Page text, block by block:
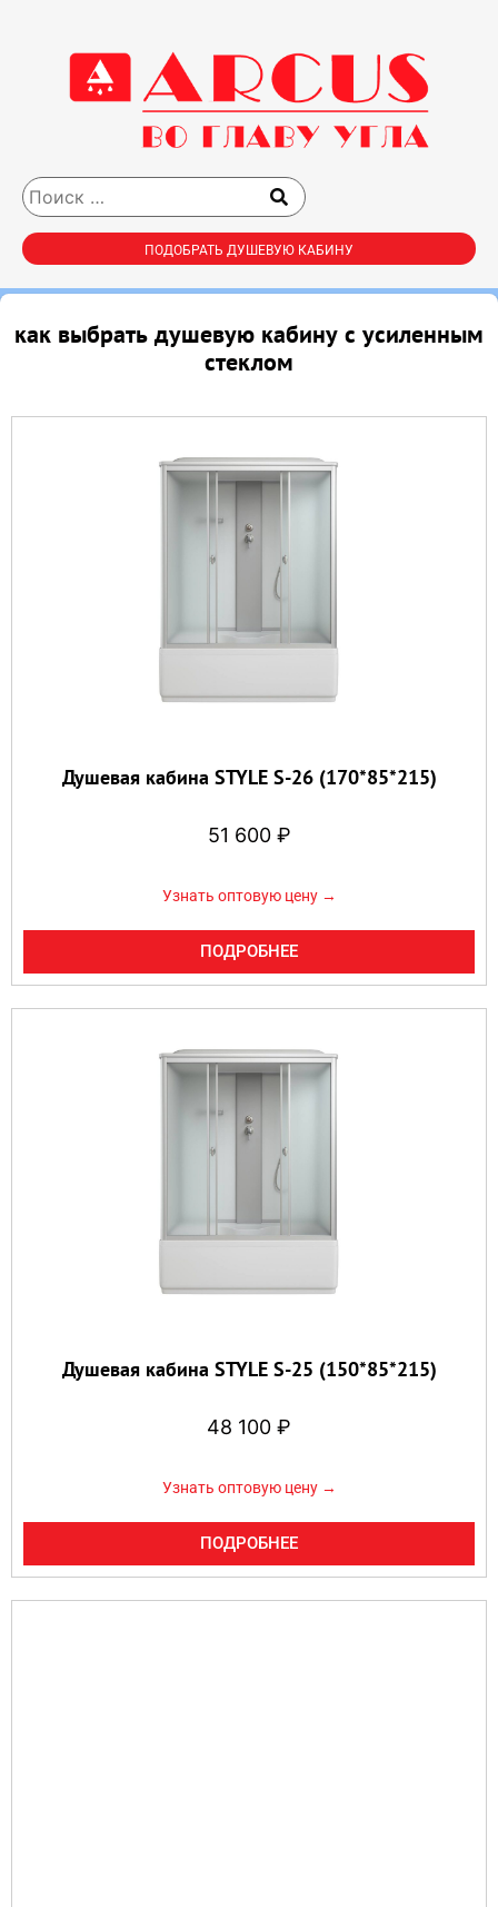
ПОДОБРАТЬ ДУШЕВУЮ КАБИНУ
как выбрать душевую кабину с усиленным
стеклом
Душевая кабина STYLE S-26 (170*85*215)
51 600 ₽
Узнать оптовую цену →
ПОДРОБНЕЕ
Душевая кабина STYLE S-25 (150*85*215)
48 100 ₽
Узнать оптовую цену →
ПОДРОБНЕЕ